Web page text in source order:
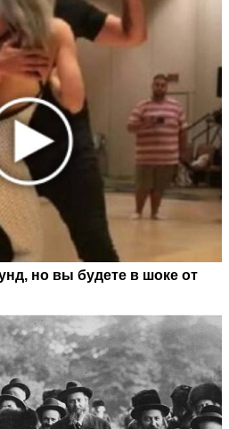
но вы будете в шоке от